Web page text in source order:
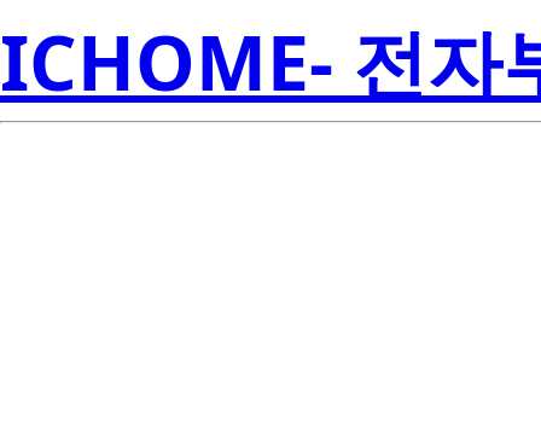
ICHOME- 전자